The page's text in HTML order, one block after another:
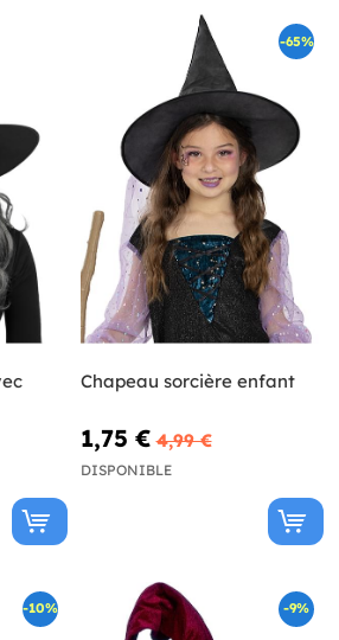
-65%
Chapeau sorcière enfant
1,75 € 4,99 €
DISPONIBLE
-10% -9%